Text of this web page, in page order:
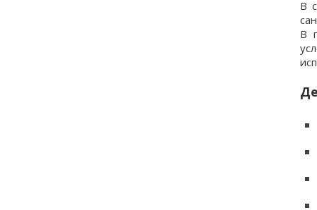
В
В